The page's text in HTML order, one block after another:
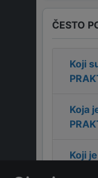
ČESTO
Koji
Koja
Koji